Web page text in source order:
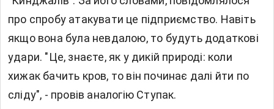
про спробу атакувати це підприємство. Навіть
якщо вона була невдалою, то будуть додаткові
удари. "Це, знаєте, як у дикій природі: коли
хижак бачить кров, то він починає далі йти по
сліду", - провів аналогію Ступак.